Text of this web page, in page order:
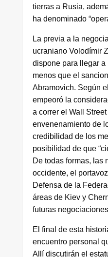
tierras a Rusia,
ha denominado
La previa a la
ucraniano Volodímir
dispone para llegar a
menos que el
Abramovich. Según
empeoró la
a correr el Wall
envenenamiento de
credibilidad de los
posibilidad de que
De todas formas, las
occidente, el
Defensa de la
áreas de Kiev y
futuras
El final de esta
encuentro personal
Allí discutirán el